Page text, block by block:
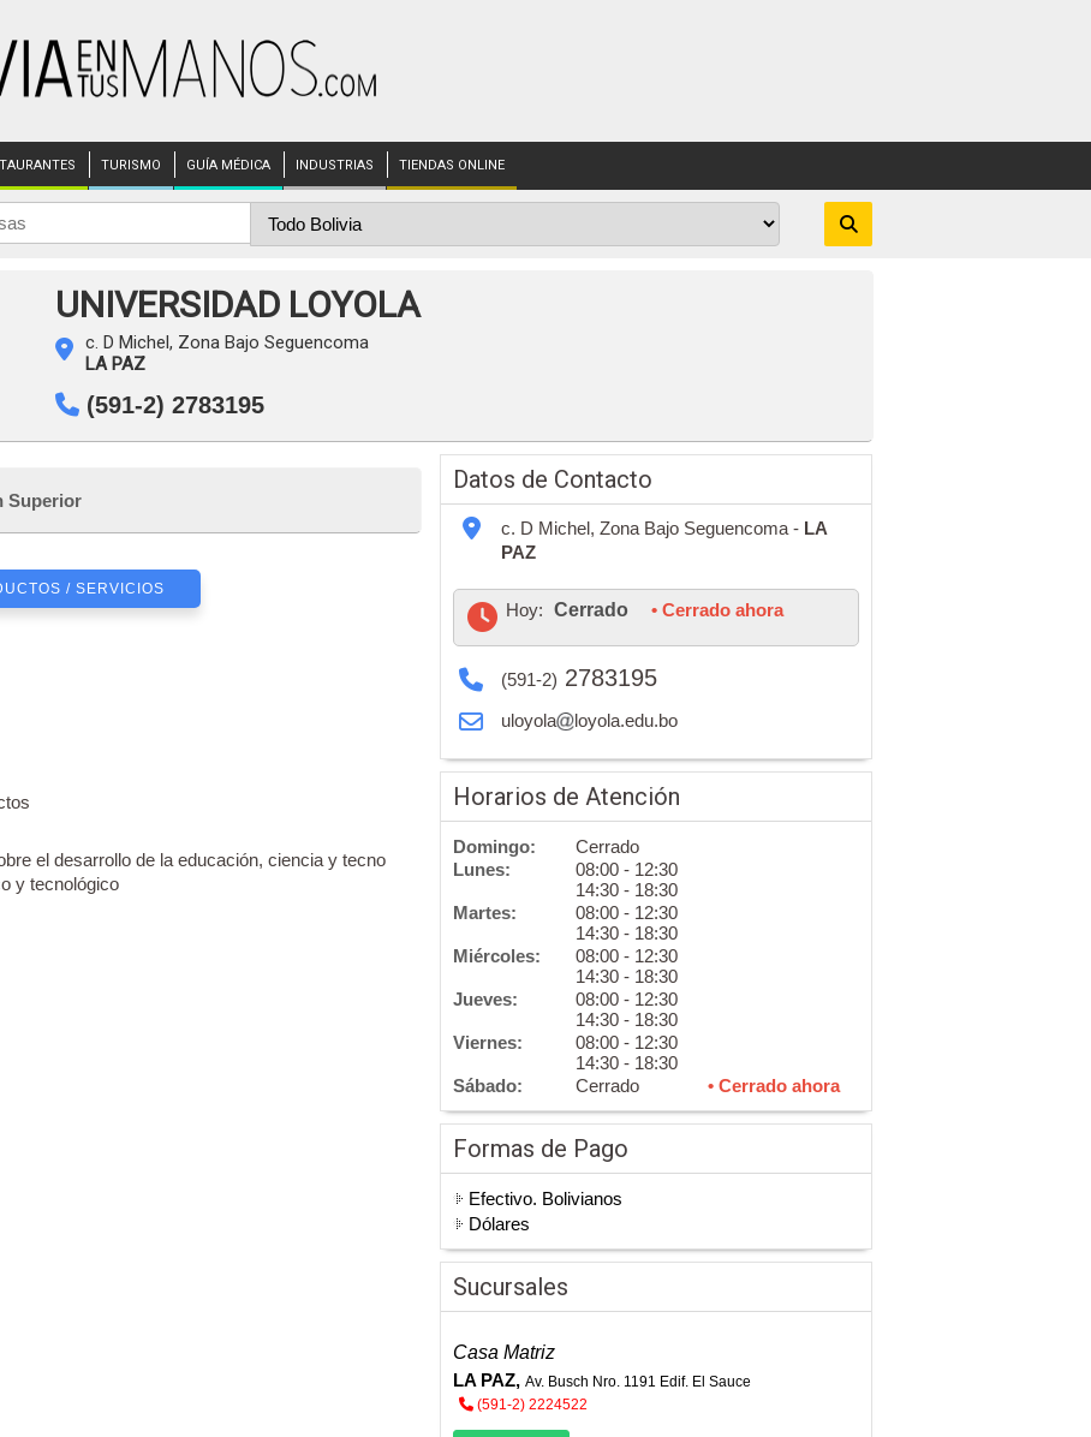
TURISMO GUÍA MÉDICA INDUSTRIAS TIENDAS ONLINE
UNIVERSIDAD LOYOLA
c. D Michel, Zona Bajo Seguencoma
LA PAZ
(591-2) 2783195
Superior
/ SERVICIOS
el desarrollo de la educación, ciencia y tecno
y tecnológico
Datos de Contacto
c. D Michel, Zona Bajo Seguencoma - LA
PAZ
Hoy: Cerrado • Cerrado ahora
(591-2) 2783195
uloyola loyola.edu.bo
Horarios de Atención
Domingo:
Cerrado
Lunes:
08:00 - 12:30
14:30 - 18:30
Martes:
08:00 - 12:30
14:30 - 18:30
Miércoles:
08:00 - 12:30
14:30 - 18:30
Jueves:
08:00 - 12:30
14:30 - 18:30
Viernes:
08:00 - 12:30
14:30 - 18:30
Sábado:
Cerrado • Cerrado ahora
Formas de Pago
Efectivo. Bolivianos
Dólares
Sucursales
Casa Matriz
LA PAZ, Av. Busch Nro. 1191 Edif. El Sauce
(591-2) 2224522